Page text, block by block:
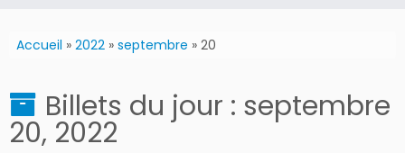
Accueil » 2022 » septembre » 20
Billets du jour : septembre
20, 2022